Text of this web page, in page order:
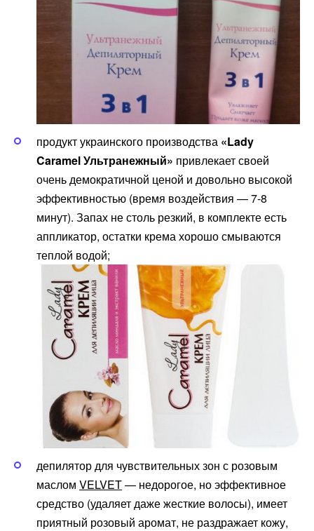
продукт украинского производства «Lady
Caramel Ультранежный» привлекает своей
очень демократичной ценой и довольно высокой
эффективностью (время воздействия — 7-8
минут). Запах не столь резкий, в комплекте есть
аппликатор, остатки крема хорошо смываются
теплой водой;
депилятор для чувствительных зон с розовым
маслом VELVET— недорогое, но эффективное
средство (удаляет даже жесткие волосы), имеет
приятный розовый аромат, не раздражает кожу,